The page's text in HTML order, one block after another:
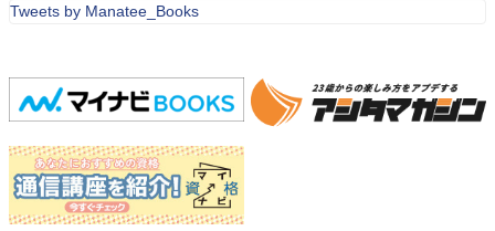
Tweets by Manatee_Books